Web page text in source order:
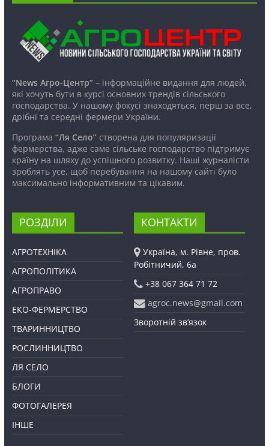
“News Агро-Центр”– інформаційне видання для людей,
які хочуть бути в курсі основних трендів сільського
господарства. У нашому фокусі знаходяться, перш за все,
дрібні та середні фермери України.
Програма “Ля Село”створена для популяризації
фермерства, адже саме сільське господарство підтримує
країну на шляху до успішного розвитку. Наші журналісти
зроблять усе, щоб перебування на нашому сайті було
максимально інформативним та цікавим.
РОЗДІЛИ
АГРОТЕХНІКА
АГРОПОЛІТИКА
АГРОПРАВО
ЕКО-ФЕРМЕРСТВО
ТВАРИННИЦТВО
РОСЛИННИЦТВО
ЛЯ СЕЛО
БЛОГИ
ФОТОГАЛЕРЕЯ
ІНШЕ
КОНТАКТИ
Україна, м. Рівне, пров.
Робітничий, 6а
+38 067 364 71 72
agroc.news@gmail.com
Зворотній зв’язок